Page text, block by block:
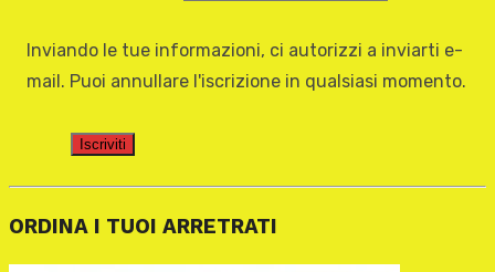
Inviando le tue informazioni, ci autorizzi a inviarti e-
mail. Puoi annullare l'iscrizione in qualsiasi momento.
Iscriviti
ORDINA I TUOI ARRETRATI